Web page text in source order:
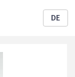
DE